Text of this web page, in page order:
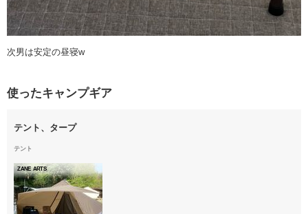
次男は安定の昼寝w
使ったキャンプギア
テント、タープ
テント
ZANE ARTS